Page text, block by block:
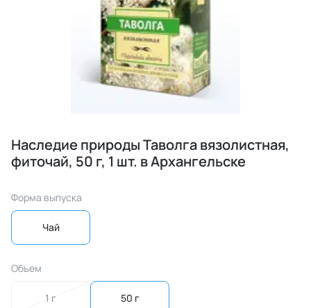
Наследие природы Таволга вязолистная,
фиточай, 50 г, 1 шт. в Архангельске
Форма выпуска
Чай
Объем
1 г 50 г